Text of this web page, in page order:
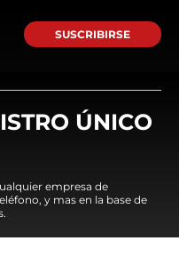
SUSCRIBIRSE
ÚNICO
empresa de
y mas en la base de